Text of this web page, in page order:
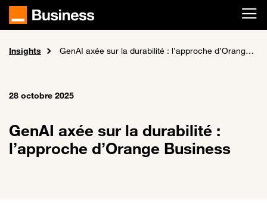
Passer au contenu principal
Accueil
Insights GenAI axée sur la durabilité : l’approche d’Orange Business
28 octobre 2025
GenAI axée sur la durabilité :
l’approche d’Orange Business